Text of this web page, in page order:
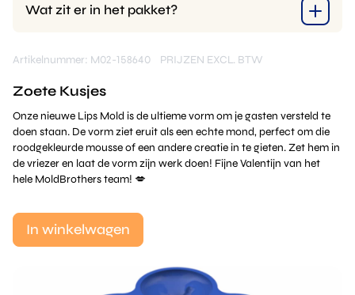
Wat zit er in het pakket?
Artikelnummer: M02-158640 PRIJZEN EXCL. BTW
Zoete Kusjes
Onze nieuwe Lips Mold is de ultieme vorm om je gasten versteld te
doen staan. De vorm ziet eruit als een echte mond, perfect om die
roodgekleurde mousse of een andere creatie in te gieten. Zet hem in
de vriezer en laat de vorm zijn werk doen! Fijne Valentijn van het
hele MoldBrothers team! 💋
In winkelwagen